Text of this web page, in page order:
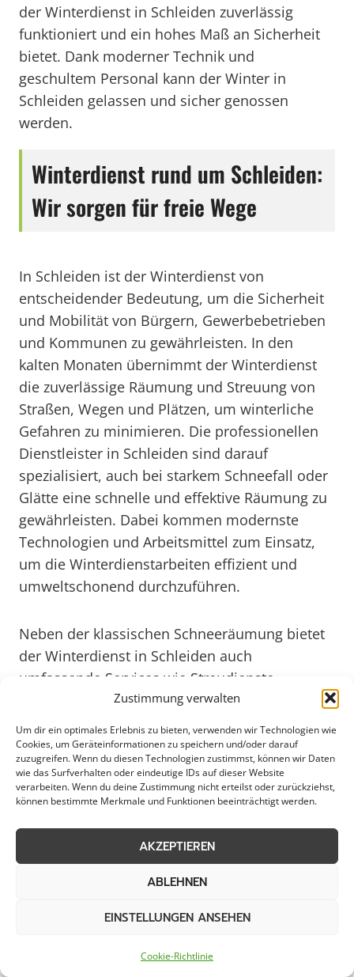
Zustimmung verwalten
Um dir ein optimales Erlebnis zu bieten, verwenden wir Technologien wie
Cookies, um Geräteinformationen zu speichern und/oder darauf
zuzugreifen. Wenn du diesen Technologien zustimmst, können wir Daten
wie das Surfverhalten oder eindeutige IDs auf dieser Website
verarbeiten. Wenn du deine Zustimmung nicht erteilst oder zurückziehst,
können bestimmte Merkmale und Funktionen beeinträchtigt werden.
AKZEPTIEREN
ABLEHNEN
EINSTELLUNGEN ANSEHEN
Cookie-Richtlinie
der Winterdienst in Schleiden zuverlässig
funktioniert und ein hohes Maß an Sicherheit
bietet. Dank moderner Technik und
geschultem Personal kann der Winter in
Schleiden gelassen und sicher genossen
werden.
Winterdienst rund um Schleiden:
Wir sorgen für freie Wege
In Schleiden ist der Winterdienst von
entscheidender Bedeutung, um die Sicherheit
und Mobilität von Bürgern, Gewerbebetrieben
und Kommunen zu gewährleisten. In den
kalten Monaten übernimmt der Winterdienst
die zuverlässige Räumung und Streuung von
Straßen, Wegen und Plätzen, um winterliche
Gefahren zu minimieren. Die professionellen
Dienstleister in Schleiden sind darauf
spezialisiert, auch bei starkem Schneefall oder
Glätte eine schnelle und effektive Räumung zu
gewährleisten. Dabei kommen modernste
Technologien und Arbeitsmittel zum Einsatz,
um die Winterdienstarbeiten effizient und
umweltschonend durchzuführen.
Neben der klassischen Schneeräumung bietet
der Winterdienst in Schleiden auch
umfassende Services wie Streudienste,
Winterwartung von Parkplätzen und Gehwegen
sowie Notfalldienste bei plötzlich auftretendem
Winterwetter. Diese vielfältigen Leistungen
gewährleisten einen reibungslosen Ablauf im
Winter und unterstützen die Bewohner und
Unternehmen in Schleiden dabei, den
winterlichen Herausforderungen gelassen
entgegenzutreten. Durch eine rechtzeitige
Beauftragung des Winterdienstes können auch
Sicherheit im öffentlichen Raum wahrnehmen